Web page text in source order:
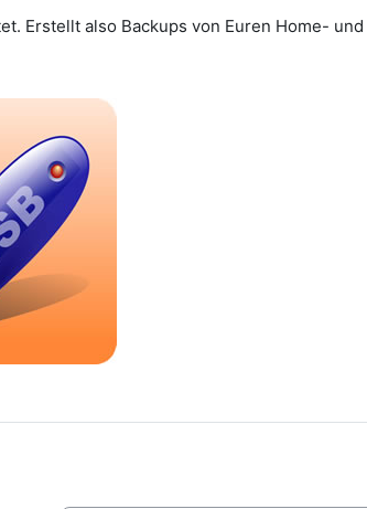
Erstellt also Backups von Euren Home-